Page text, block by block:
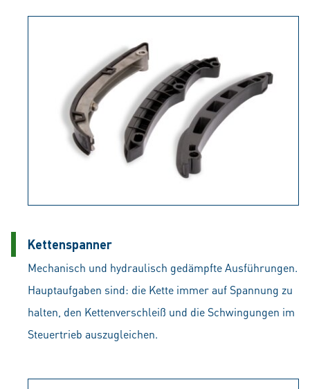
Kettenspanner
Mechanisch und hydraulisch gedämpfte Ausführungen.
Hauptaufgaben sind: die Kette immer auf Spannung zu
halten, den Kettenverschleiß und die Schwingungen im
Steuertrieb auszugleichen.